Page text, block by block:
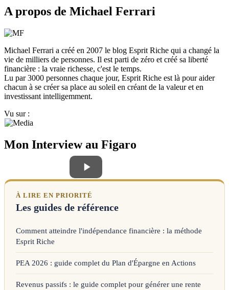
A propos de Michael Ferrari
Michael Ferrari a créé en 2007 le blog Esprit Riche qui a changé la
vie de milliers de personnes. Il est parti de zéro et créé sa liberté
financière : la vraie richesse, c'est le temps.
Lu par 3000 personnes chaque jour, Esprit Riche est là pour aider
chacun à se créer sa place au soleil en créant de la valeur et en
investissant intelligemment.
Vu sur :
Mon Interview au Figaro
À LIRE EN PRIORITÉ
Les guides de référence
Comment atteindre l'indépendance financière : la méthode
Esprit Riche
PEA 2026 : guide complet du Plan d'Épargne en Actions
Revenus passifs : le guide complet pour générer une rente